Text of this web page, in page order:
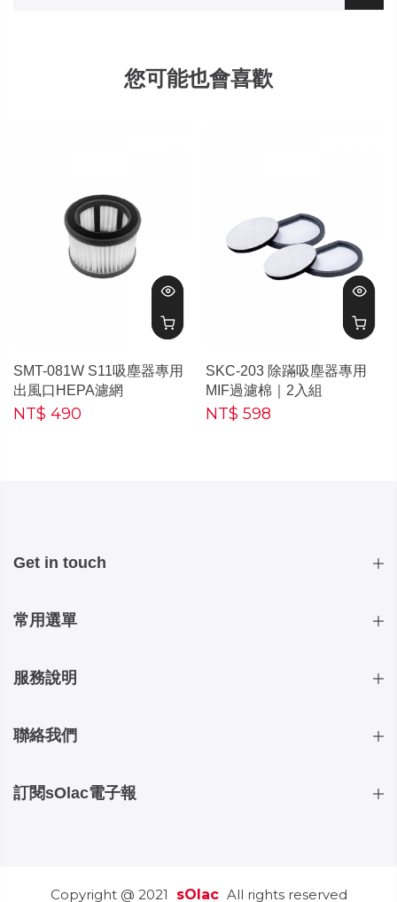
您可能也會喜歡
SMT-081W S11吸塵器專用
出風口HEPA濾網
NT$ 490
SKC-203 除蹣吸塵器專用
MIF過濾棉｜2入組
NT$ 598
Get in touch
常用選單
服務說明
聯絡我們
訂閱sOlac電子報
Copyright @ 2021 sOlac All rights reserved